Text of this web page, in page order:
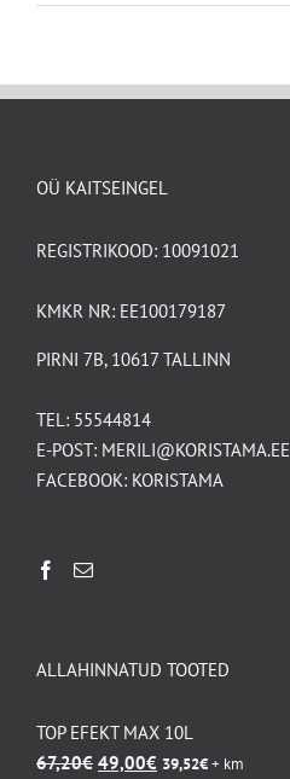
OÜ KAITSEINGEL
REGISTRIKOOD: 10091021
KMKR NR: EE100179187
PIRNI 7B, 10617 TALLINN
TEL: 55544814
E-POST: MERILI@KORISTAMA.EE
FACEBOOK: KORISTAMA
ALLAHINNATUD TOOTED
TOP EFEKT MAX 10L
67,20€ Algne
49,00€Praegune
39,52€+ km